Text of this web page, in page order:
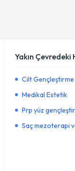
Yakın
Cilt Gençleştirme
Medikal Estetik
Prp yüz
Saç mezoterapi